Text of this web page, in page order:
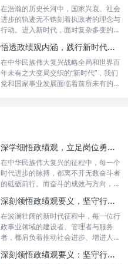
在浩瀚的历史长河中，国家兴衰、社会
进步的轨迹无不镌刻着执政者的理念与
行动。进入新时代，面对复杂多变的国
悟透政绩观内涵，践行新时代使命：书写高质量发展的时代答卷
在中华民族伟大复兴战略全局和世界百
年未有之大变局交织的“新时代”，我们
党和国家事业发展面临着前所未有的机
深学细悟政绩观，立足岗位勇争先：新时代奋斗者的思想指引与实践航标
在中华民族伟大复兴的征程中，每一个
时代进步的脉搏，都离不开无数奋斗者
的砥砺前行。而奋斗的成效与方向，又
深刻领悟政绩观要义，坚守行政事业初心：新时代公仆的责任与担当
在波澜壮阔的新时代征程中，每一位行
政事业领域的建设者、管理者与服务
者，都肩负着推动社会进步、增进人民
深刻领悟政绩观要义：坚守行政事业初心，绘就为民服务新篇章